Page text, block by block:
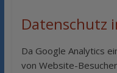
Datenschutz
Da Google Analytics
von Website-